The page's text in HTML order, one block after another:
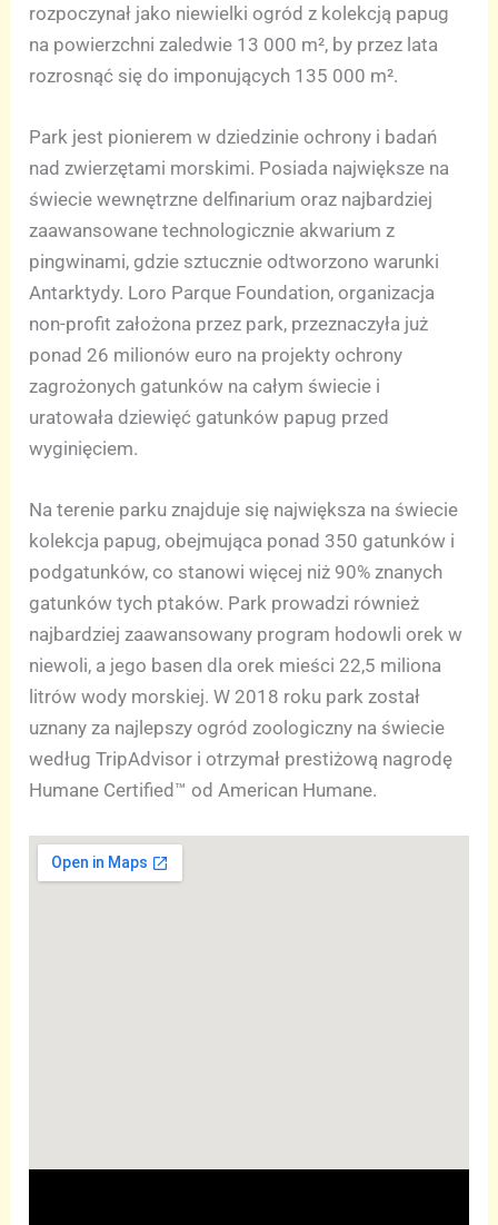
rozpoczynał jako niewielki ogród z kolekcją papug
na powierzchni zaledwie 13 000 m², by przez lata
rozrosnąć się do imponujących 135 000 m².
Park jest pionierem w dziedzinie ochrony i badań
nad zwierzętami morskimi. Posiada największe na
świecie wewnętrzne delfinarium oraz najbardziej
zaawansowane technologicznie akwarium z
pingwinami, gdzie sztucznie odtworzono warunki
Antarktydy. Loro Parque Foundation, organizacja
non-profit założona przez park, przeznaczyła już
ponad 26 milionów euro na projekty ochrony
zagrożonych gatunków na całym świecie i
uratowała dziewięć gatunków papug przed
wyginięciem.
Na terenie parku znajduje się największa na świecie
kolekcja papug, obejmująca ponad 350 gatunków i
podgatunków, co stanowi więcej niż 90% znanych
gatunków tych ptaków. Park prowadzi również
najbardziej zaawansowany program hodowli orek w
niewoli, a jego basen dla orek mieści 22,5 miliona
litrów wody morskiej. W 2018 roku park został
uznany za najlepszy ogród zoologiczny na świecie
według TripAdvisor i otrzymał prestiżową nagrodę
Humane Certified™ od American Humane.